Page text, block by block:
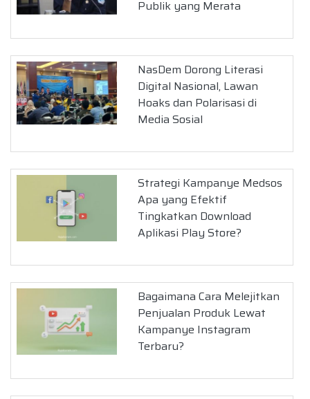
Publik yang Merata
NasDem Dorong Literasi
Digital Nasional, Lawan
Hoaks dan Polarisasi di
Media Sosial
Strategi Kampanye Medsos
Apa yang Efektif
Tingkatkan Download
Aplikasi Play Store?
Bagaimana Cara Melejitkan
Penjualan Produk Lewat
Kampanye Instagram
Terbaru?